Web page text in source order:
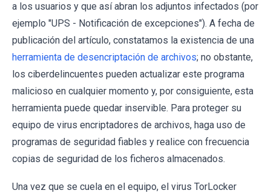
a los usuarios y que así abran los adjuntos infectados (por
ejemplo "UPS - Notificación de excepciones"). A fecha de
publicación del artículo, constatamos la existencia de una
herramienta de desencriptación de archivos; no obstante,
los ciberdelincuentes pueden actualizar este programa
malicioso en cualquier momento y, por consiguiente, esta
herramienta puede quedar inservible. Para proteger su
equipo de virus encriptadores de archivos, haga uso de
programas de seguridad fiables y realice con frecuencia
copias de seguridad de los ficheros almacenados.
Una vez que se cuela en el equipo, el virus TorLocker